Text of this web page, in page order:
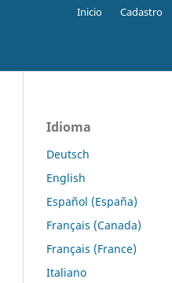
Inicio Cadastro
Idioma
Deutsch
English
Español (España)
Français (Canada)
Français (France)
Italiano